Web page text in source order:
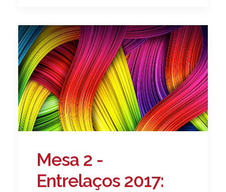
Mesa 2 -
Entrelaços 2017: